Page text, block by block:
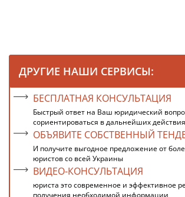
ДРУГИЕ НАШИ СЕРВИСЫ:
БЕСПЛАТНАЯ КОНСУЛЬТАЦИЯ
Быстрый ответ на Ваш юридический
сориентироваться в дальнейших
ОБЪЯВИТЕ СОБСТВЕННЫЙ
И получите выгодное предложение от
юристов со всей Украины
ВИДЕО-КОНСУЛЬТАЦИЯ
юриста это современное и эффективное
получения необходимой информации